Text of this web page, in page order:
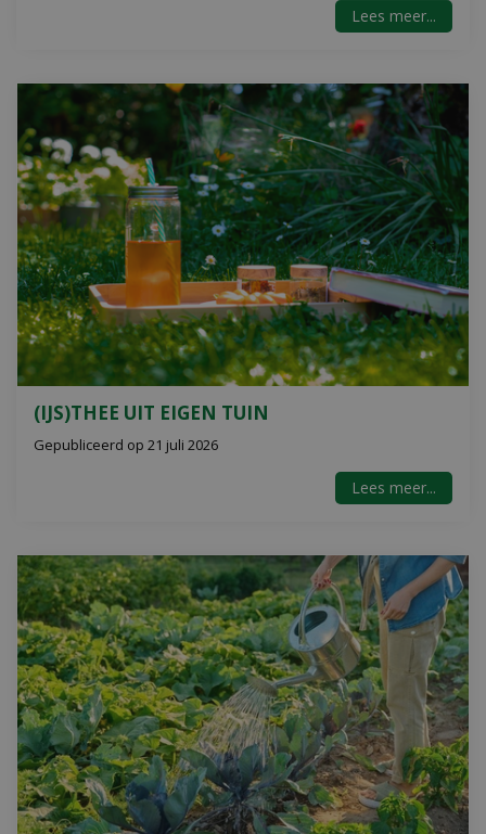
Lees meer...
(IJS)THEE UIT EIGEN TUIN
Gepubliceerd op 21 juli 2026
Lees meer...